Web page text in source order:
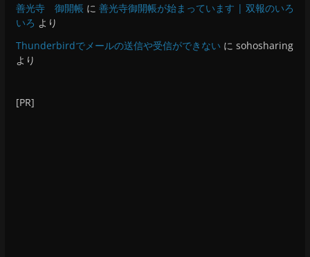
善光寺 御開帳 に 善光寺御開帳が始まっています | 双報のいろ
いろ より
Thunderbirdでメールの送信や受信ができない に sohosharing
より
[PR]